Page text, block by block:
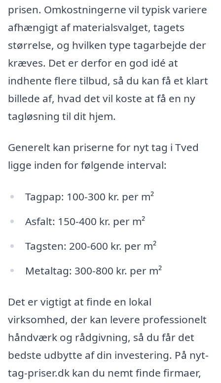
prisen. Omkostningerne vil typisk variere
afhængigt af materialsvalget, tagets
størrelse, og hvilken type tagarbejde der
kræves. Det er derfor en god idé at
indhente flere tilbud, så du kan få et klart
billede af, hvad det vil koste at få en ny
tagløsning til dit hjem.
Generelt kan priserne for nyt tag i Tved
ligge inden for følgende interval:
Tagpap: 100-300 kr. per m²
Asfalt: 150-400 kr. per m²
Tagsten: 200-600 kr. per m²
Metaltag: 300-800 kr. per m²
Det er vigtigt at finde en lokal
virksomhed, der kan levere professionelt
håndværk og rådgivning, så du får det
bedste udbytte af din investering. På nyt-
tag-priser.dk kan du nemt finde firmaer,